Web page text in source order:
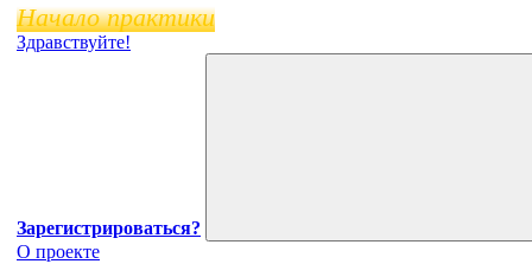
Начало практики
Здравствуйте!
Зарегистрироваться?
О проекте